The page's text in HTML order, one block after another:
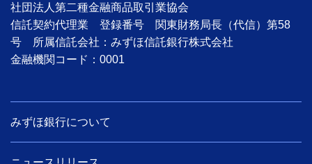
社団法人第二種金融商品取引業協会
信託契約代理業 登録番号 関東財務局長（代信）第58
号 所属信託会社：みずほ信託銀行株式会社
金融機関コード：0001
みずほ銀行について